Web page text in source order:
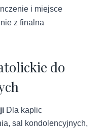
i miejsce
z finalna
do
Dla kaplic
sal kondolencyjnych,